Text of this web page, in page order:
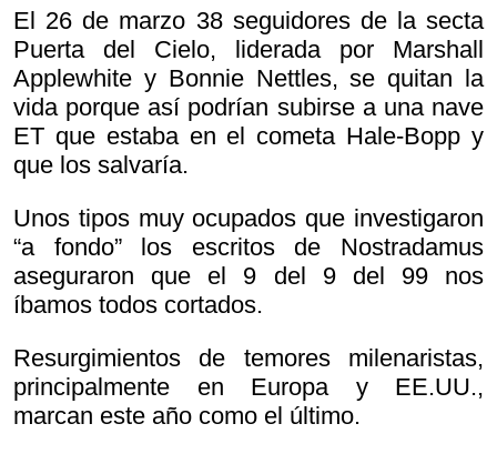
El 26 de marzo 38 seguidores de la secta
Puerta del Cielo, liderada por Marshall
Applewhite y Bonnie Nettles, se quitan la
vida porque así podrían subirse a una nave
ET que estaba en el cometa Hale-Bopp y
que los salvaría.
Unos tipos muy ocupados que investigaron
“a fondo” los escritos de Nostradamus
aseguraron que el 9 del 9 del 99 nos
íbamos todos cortados.
Resurgimientos de temores milenaristas,
principalmente en Europa y EE.UU.,
marcan este año como el último.